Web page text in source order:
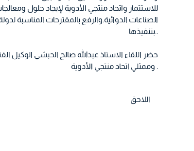
للاستثمار واتحاد منتجي الأدوية لإيجاد حلول
الصناعات الدوائية.والرفع بالمقترحات المناسبة
بتنفيذها..
حضر اللقاء الاستاذ عبدالله صالح الحبشي الوكيل
وممثلي اتحاد منتجي الأدوية .
اللاحق